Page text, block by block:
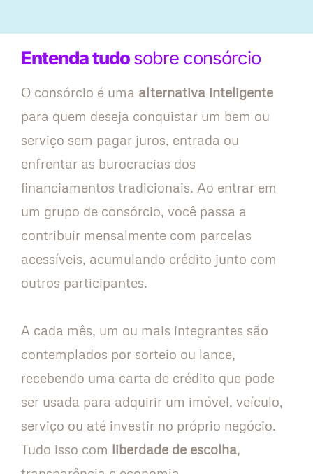
Entenda tudosobre consórcio
O consórcio é uma alternativa inteligente
para quem deseja conquistar um bem ou
serviço sem pagar juros, entrada ou
enfrentar as burocracias dos
financiamentos tradicionais. Ao entrar em
um grupo de consórcio, você passa a
contribuir mensalmente com parcelas
acessíveis, acumulando crédito junto com
outros participantes.
A cada mês, um ou mais integrantes são
contemplados por sorteio ou lance,
recebendo uma carta de crédito que pode
ser usada para adquirir um imóvel, veículo,
serviço ou até investir no próprio negócio.
Tudo isso com liberdade de escolha,